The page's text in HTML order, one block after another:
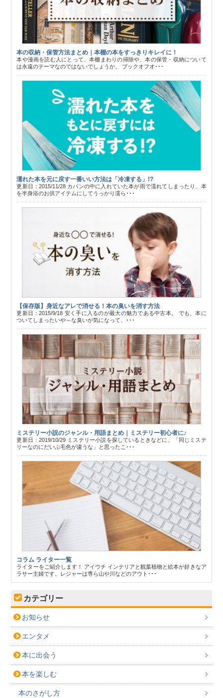
本の収納・保管方法まとめ｜本棚の本をすっきりキレイに！
本や漫画を読む人にとって、本棚まわりの掃除や、本の保管・収納について
は永遠のテーマなのではないでしょうか。 ブックオフオ･･･
濡れた本を元に戻す一番いい方法は「冷凍する」!?
更新日：2015/11/28 カバンの中に入れていた本が雨で濡れてしまったり、本
を半身浴のお供アイテムにしてうっかり濡ら･･･
【保存版】身近なアレで消せる！本の臭いを消す方法
更新日：2015/9/18 安く手に入るのが最大の魅力である中古本。 でも、本に
ついてしまったいや～な臭いが気になって、･･･
ミステリー小説のジャンル・用語まとめ｜ミステリー初心者に♪
更新日：2019/10/29 ミステリー小説を探しているときなどに、「同じミステ
リーなのにだいぶ毛色が違うな」と思ったこ･･･
コラム ライター一覧
ライターをご紹介します！ アイウチ インテリアと観葉植物と絵本が好きなア
ラサー主婦です。レジャーは専ら山や川などのアウト･･･
カテゴリー
お知らせ
エンタメ
本に出会う
本を楽しむ
本のさがし方